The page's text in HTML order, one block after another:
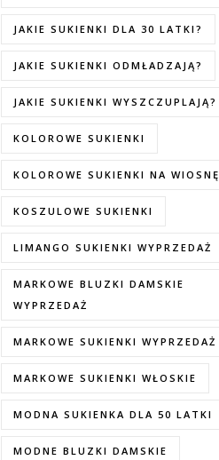
JAKIE SUKIENKI DLA 30 LATKI?
JAKIE SUKIENKI ODMŁADZAJĄ?
JAKIE SUKIENKI WYSZCZUPLAJĄ?
KOLOROWE SUKIENKI
KOLOROWE SUKIENKI NA WIOSNĘ
KOSZULOWE SUKIENKI
LIMANGO SUKIENKI WYPRZEDAŻ
MARKOWE BLUZKI DAMSKIE
WYPRZEDAŻ
MARKOWE SUKIENKI WYPRZEDAŻ
MARKOWE SUKIENKI WŁOSKIE
MODNA SUKIENKA DLA 50 LATKI
MODNE BLUZKI DAMSKIE